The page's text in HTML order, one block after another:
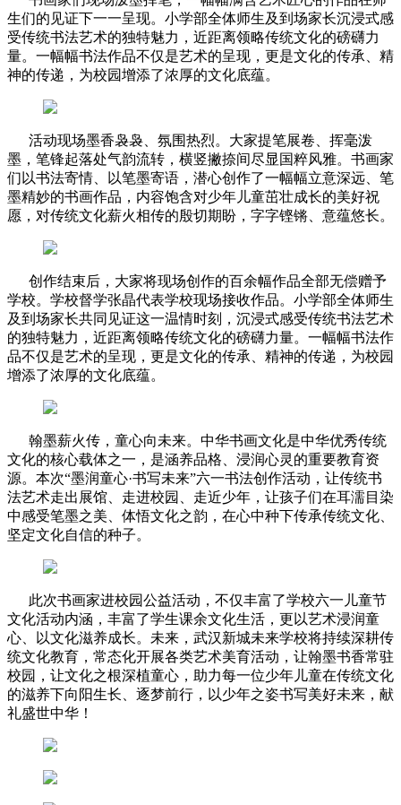
生们的见证下一一呈现。小学部全体师生及到场家长沉浸式感
受传统书法艺术的独特魅力，近距离领略传统文化的磅礴力
量。一幅幅书法作品不仅是艺术的呈现，更是文化的传承、精
神的传递，为校园增添了浓厚的文化底蕴。
活动现场墨香袅袅、氛围热烈。大家提笔展卷、挥毫泼
墨，笔锋起落处气韵流转，横竖撇捺间尽显国粹风雅。书画家
们以书法寄情、以笔墨寄语，潜心创作了一幅幅立意深远、笔
墨精妙的书画作品，内容饱含对少年儿童茁壮成长的美好祝
愿，对传统文化薪火相传的殷切期盼，字字铿锵、意蕴悠长。
创作结束后，大家将现场创作的百余幅作品全部无偿赠予
学校。学校督学张晶代表学校现场接收作品。小学部全体师生
及到场家长共同见证这一温情时刻，沉浸式感受传统书法艺术
的独特魅力，近距离领略传统文化的磅礴力量。一幅幅书法作
品不仅是艺术的呈现，更是文化的传承、精神的传递，为校园
增添了浓厚的文化底蕴。
翰墨薪火传，童心向未来。中华书画文化是中华优秀传统
文化的核心载体之一，是涵养品格、浸润心灵的重要教育资
源。本次“墨润童心·书写未来”六一书法创作活动，让传统书
法艺术走出展馆、走进校园、走近少年，让孩子们在耳濡目染
中感受笔墨之美、体悟文化之韵，在心中种下传承传统文化、
坚定文化自信的种子。
此次书画家进校园公益活动，不仅丰富了学校六一儿童节
文化活动内涵，丰富了学生课余文化生活，更以艺术浸润童
心、以文化滋养成长。未来，武汉新城未来学校将持续深耕传
统文化教育，常态化开展各类艺术美育活动，让翰墨书香常驻
校园，让文化之根深植童心，助力每一位少年儿童在传统文化
的滋养下向阳生长、逐梦前行，以少年之姿书写美好未来，献
礼盛世中华！